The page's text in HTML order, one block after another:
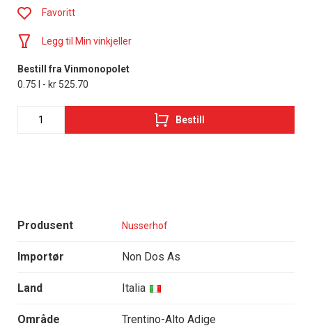
Produsent Nusserhof
Importør Non Dos As
Land Italia
Område Trentino-Alto Adige
Favoritt
Legg til Min vinkjeller
Bestill fra Vinmonopolet
0.75 l - kr 525.70
Bestill